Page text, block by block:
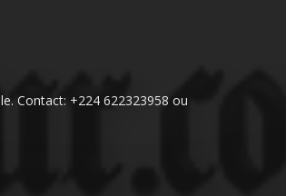
Contact: +224 622323958 ou